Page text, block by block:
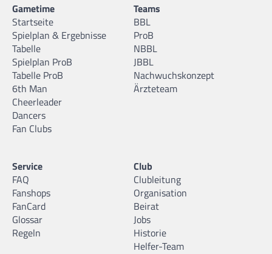
Gametime
Startseite
Spielplan & Ergebnisse
Tabelle
Spielplan ProB
Tabelle ProB
6th Man
Cheerleader
Dancers
Fan Clubs
Teams
BBL
ProB
NBBL
JBBL
Nachwuchskonzept
Ärzteteam
Service
FAQ
Fanshops
FanCard
Glossar
Regeln
Club
Clubleitung
Organisation
Beirat
Jobs
Historie
Helfer-Team